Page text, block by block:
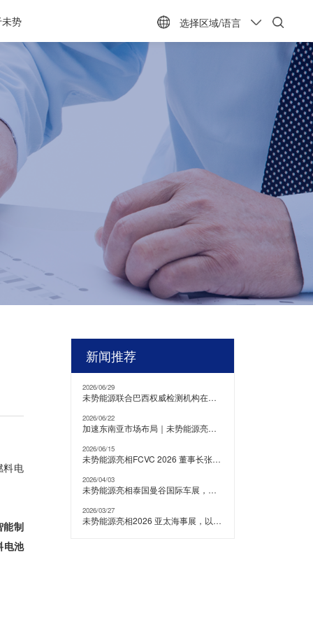
选择区域/语言
势
料电
能制
电池
新闻推荐
2026/06/29
未势能源联合巴西权威检测机构在当地开展氢能重卡测试验证
2026/06/22
加速东南亚市场布局｜未势能源亮相2026吉隆坡国际车展
2026/06/15
未势能源亮相FCVC 2026 董事长张天羽发表主旨演讲
2026/04/03
未势能源亮相泰国曼谷国际车展，积极开拓东南亚市场
2026/03/27
未势能源亮相2026 亚太海事展，以氢能技术赋能全球绿色航运